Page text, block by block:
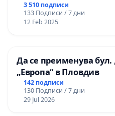
3 510 подписи
133 Подписи / 7 дни
12 Feb 2025
Да се преименува бул.
„Европа“ в Пловдив
142 подписи
130 Подписи / 7 дни
29 Jul 2026